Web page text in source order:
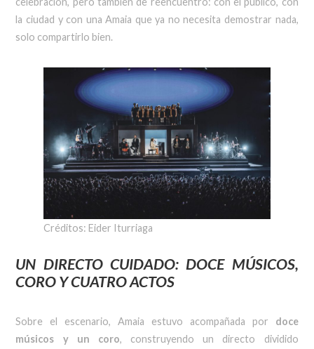
la ciudad y con una Amaia que ya no necesita demostrar nada,
solo compartirlo bien.
Créditos: Eider Iturriaga
UN DIRECTO CUIDADO: DOCE MÚSICOS,
CORO Y CUATRO ACTOS
Sobre el escenario, Amaia estuvo acompañada por doce
músicos y un coro, construyendo un directo dividido